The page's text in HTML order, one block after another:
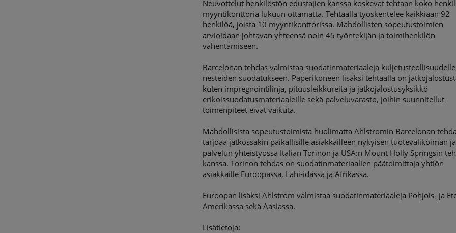
Neuvottelut henkilöstön edustajien kanssa koskevat tehtaan koko
myyntikonttoria lukuun ottamatta. Tehtaalla työskentelee kaikkiaan 92
henkilöä, joista 10 myyntikonttorissa. Mahdollisten sopeutustoimien
arvioidaan johtavan yhteensä noin 45 työntekijän ja toimihenkilön
vähentämiseen.
Barcelonan tehdas valmistaa suodatinmateriaaleja
nesteiden suodatukseen. Paperikoneen lisäksi tehtaalla on
kuten impregnointilinja, pituusleikkureita ja jatkojalostusyksikkö
erikoissuodatusmateriaaleille sekä palveluvarasto, joihin suunnitellut
toimenpiteet eivät vaikuta.
Mahdollisista sopeutustoimista huolimatta Ahlstromin Barcelonan
tarjoaa jatkossakin paikallisille asiakkailleen nykyisen tuotevalikoiman ja
palvelun yhteistyössä Italian Torinon ja USA:n Mount Holly Springsin
kanssa. Torinon tehdas on suodatinmateriaalien päätoimittaja yhtiön
asiakkaille Euroopassa, Lähi-idässä ja Afrikassa.
Euroopan lisäksi Ahlstrom valmistaa suodatinmateriaaleja Pohjois- ja
Amerikassa sekä Aasiassa.
Lisätietoja: